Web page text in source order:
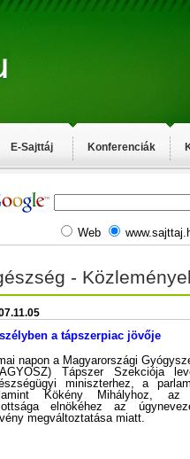
E-Sajttáj Konferenciák
Web
-
a tápszerpiac jövője
napon a Magyarországi
Tápszer Szekciója
miniszterhez, a
Kökény Mihályhoz, az
elnökéhez az
megváltoztatása miatt.